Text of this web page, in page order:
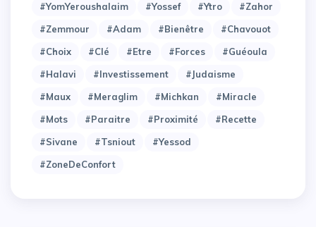
#YomYeroushalaim
#Yossef #Ytro
#Zahor
#Zemmour
#adam #bienêtre
#chavouot
#choix
#clé #etre #forces
#guéoula
#halavi
#investissement
#judaisme
#maux
#meraglim #michkan
#miracle
#mots
#paraitre #proximité
#recette
#sivane
#tsniout
#yessod
#zoneDeConfort